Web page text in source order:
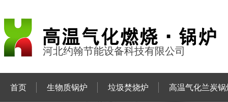
河北约翰节能设备科技有限公司
首页 生物质锅炉 垃圾焚烧炉 高温气化兰炭锅